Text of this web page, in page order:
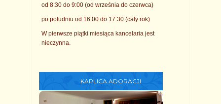
od 8:30 do 9:00 (od września do czerwca)
po południu od 16:00 do 17:30 (cały rok)
W pierwsze piątki miesiąca kancelaria jest
nieczynna.
KAPLICA ADORACJI